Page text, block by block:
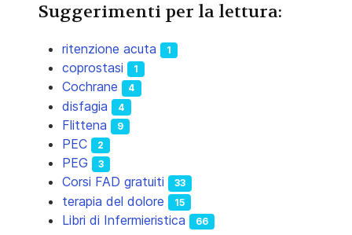
Suggerimenti per la lettura:
ritenzione acuta 1
coprostasi 1
Cochrane 4
disfagia 4
Flittena 9
PEC 2
PEG 3
Corsi FAD gratuiti 33
terapia del dolore 15
Libri di Infermieristica 66